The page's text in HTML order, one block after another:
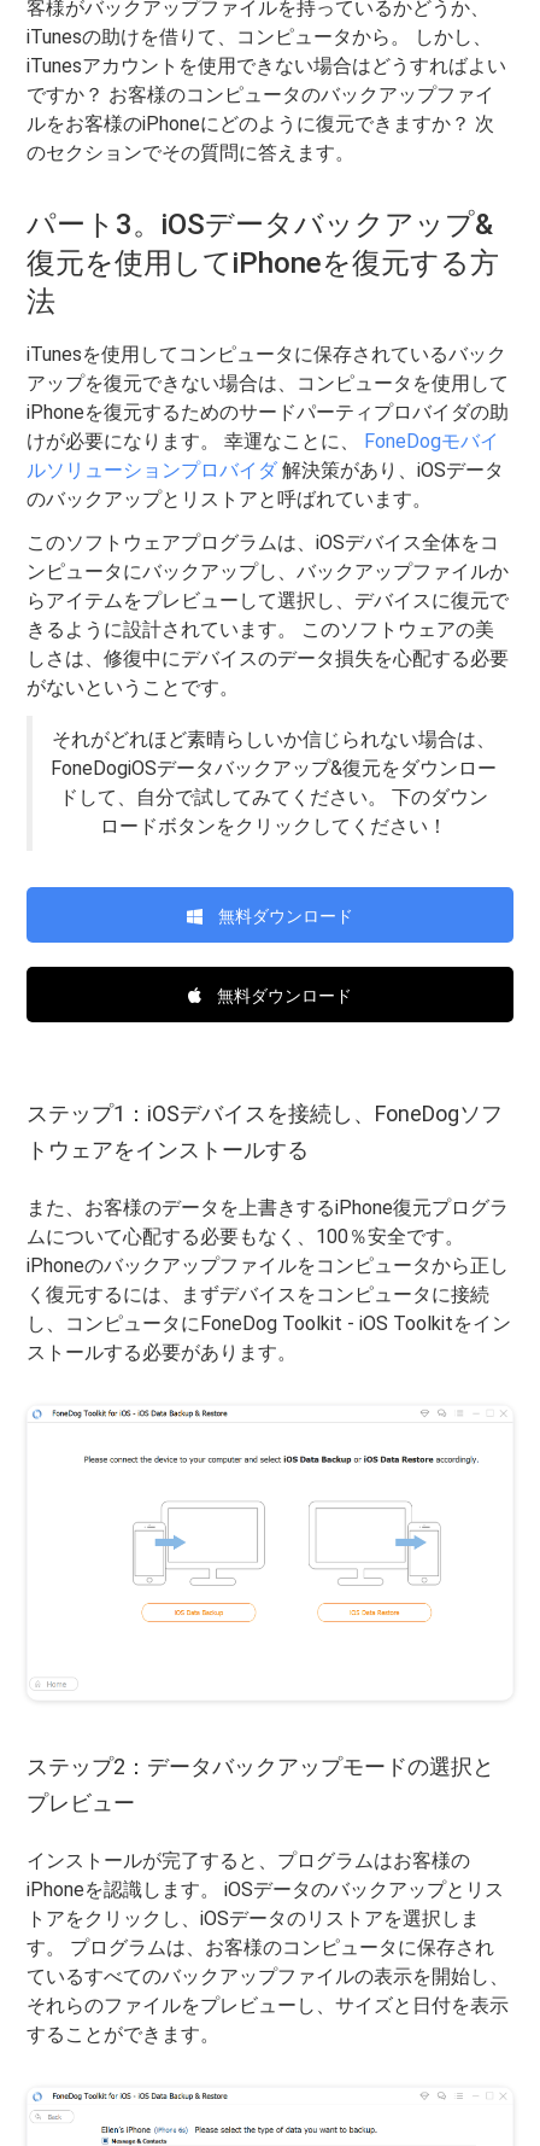
客様がバックアップファイルを持っているかどうか、
iTunesの助けを借りて、コンピュータから。 しかし、
iTunesアカウントを使用できない場合はどうすればよい
ですか？ お客様のコンピュータのバックアップファイ
ルをお客様のiPhoneにどのように復元できますか？ 次
のセクションでその質問に答えます。
パート3。iOSデータバックアップ&
復元を使用してiPhoneを復元する方
法
iTunesを使用してコンピュータに保存されているバック
アップを復元できない場合は、コンピュータを使用して
iPhoneを復元するためのサードパーティプロバイダの助
けが必要になります。 幸運なことに、 FoneDogモバイ
ルソリューションプロバイダ 解決策があり、iOSデータ
のバックアップとリストアと呼ばれています。
このソフトウェアプログラムは、iOSデバイス全体をコ
ンピュータにバックアップし、バックアップファイルか
らアイテムをプレビューして選択し、デバイスに復元で
きるように設計されています。 このソフトウェアの美
しさは、修復中にデバイスのデータ損失を心配する必要
がないということです。
それがどれほど素晴らしいか信じられない場合は、
FoneDogiOSデータバックアップ&復元をダウンロー
ドして、自分で試してみてください。 下のダウン
ロードボタンをクリックしてください！
無料ダウンロード
無料ダウンロード
ステップ1：iOSデバイスを接続し、FoneDogソフ
トウェアをインストールする
また、お客様のデータを上書きするiPhone復元プログラ
ムについて心配する必要もなく、100％安全です。
iPhoneのバックアップファイルをコンピュータから正し
く復元するには、まずデバイスをコンピュータに接続
し、コンピュータにFoneDog Toolkit - iOS Toolkitをイン
ストールする必要があります。
ステップ2：データバックアップモードの選択と
プレビュー
インストールが完了すると、プログラムはお客様の
iPhoneを認識します。 iOSデータのバックアップとリス
トアをクリックし、iOSデータのリストアを選択しま
す。 プログラムは、お客様のコンピュータに保存され
ているすべてのバックアップファイルの表示を開始し、
それらのファイルをプレビューし、サイズと日付を表示
することができます。